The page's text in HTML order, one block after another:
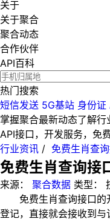
关于
关于聚合
聚合动态
合作伙伴
API百科
热门搜索
短信发送 5G基站 身份证
掌握聚合最新动态了解行
API接口，开发服务，免
行业资讯 / 免费生肖查
免费生肖查询接
来源： 聚合数据 类型：
免费生肖查询接口的开
登记，直接就会接收到